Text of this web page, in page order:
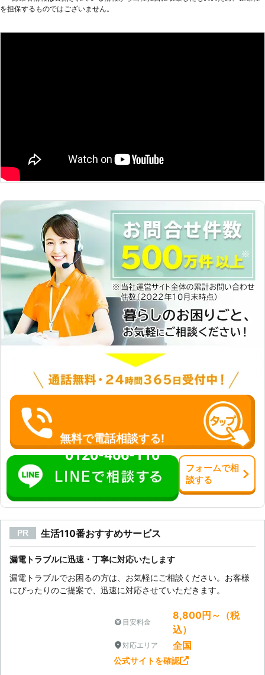
なり安かったのでびっくりしました。あのサービスでこの値段
を担保するものではございません。
無料で電話相談する!
0120-466-110
フォームで相
談する
PR 生活110番おすすめサービス
漏電トラブルに迅速・丁寧に対応いたします
漏電トラブルでお困るの方は、お気軽にご相談ください。お客様
にぴったりのご提案で、迅速に対応させていただきます。
目安料金
8,800円～（税
込）
対応エリア 全国
公式サイトを確認